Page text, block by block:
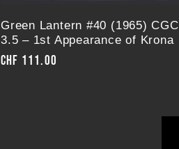
Green Lantern #40 (1965) CGC
3.5 – 1st Appearance of Krona
Normaler
CHF 111.00